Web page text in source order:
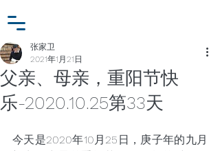
父亲、母亲，重阳节快
乐-2020.10.25第33天
张家卫
2021年1月21日
今天是2020年10月25日，庚子年的九月